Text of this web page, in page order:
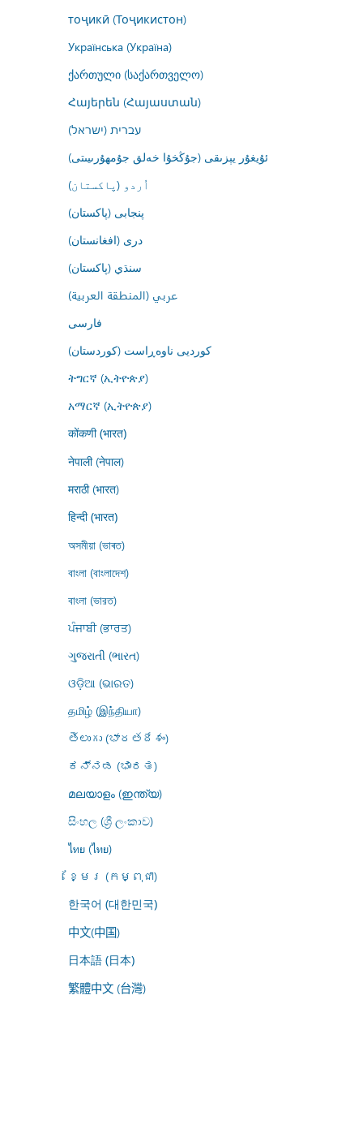
тоҷикӣ (Тоҷикистон)
Українська (Україна)
ქართული (საქართველო)
Հայերեն (Հայաստան)
עברית (ישראל)
ئۇيغۇر يېزىقى (جۇڭخۇا خەلق جۇمھۇرىيىتى)
اُردو (پاکستان)
پنجابی (پاکستان)
درى (افغانستان)
سنڌي (پاکستان)
عربي (المنطقة العربية)
فارسى
کوردیی ناوەڕاست (کوردستان)
ትግርኛ (ኢትዮጵያ)
አማርኛ (ኢትዮጵያ)
कोंकणी (भारत)
नेपाली (नेपाल)
मराठी (भारत)
हिन्दी (भारत)
অসমীয়া (ভাৰত)
বাংলা (বাংলাদেশ)
বাংলা (ভারত)
ਪੰਜਾਬੀ (ਭਾਰਤ)
ગુજરાતી (ભારત)
ଓଡ଼ିଆ (ଭାରତ)
தமிழ் (இந்தியா)
తెలుగు (భారతదేశం)
ಕನ್ನಡ (ಭಾರತ)
മലയാളം (ഇന്ത്യ)
සිංහල (ශ්‍රී ලංකාව)
ไทย (ไทย)
ខ្មែរ (កម្ពុជា)
한국어 (대한민국)
中文(中国)
日本語 (日本)
繁體中文 (台灣)